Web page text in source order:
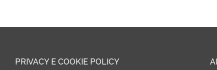
PRIVACY E COOKIE POLICY